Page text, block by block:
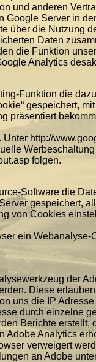
und anderen
Server in
über die Nutzung
Daten
die Funktion
Analytics
Funktion die
gespeichert,
präsentiert
http://
folgen.
Software die
gespeichert,
von Cookies
ein
der
Diese
uns die IP
durch einzelne
Berichte
Adobe Analytics
verweigert
an Adobe